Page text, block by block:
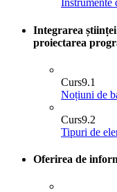
Instrumente
Integrarea
proiectarea
Curs9.1
Noțiuni de
Curs9.2
Tipuri de
Oferirea de